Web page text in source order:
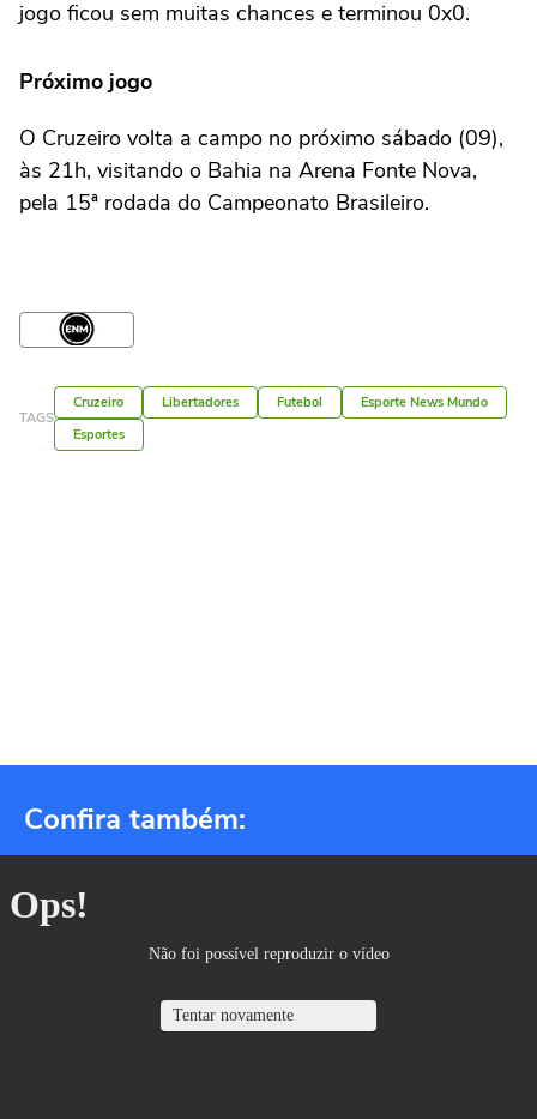
jogo ficou sem muitas chances e terminou 0x0.
Próximo jogo
O Cruzeiro volta a campo no próximo sábado (09),
às 21h, visitando o Bahia na Arena Fonte Nova,
pela 15ª rodada do Campeonato Brasileiro.
TAGS
Cruzeiro Libertadores Futebol
Esporte News Mundo
Esportes
Confira também: